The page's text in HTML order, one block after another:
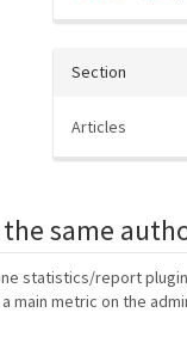
Section
Articles
same
statistics/report
main metric on the